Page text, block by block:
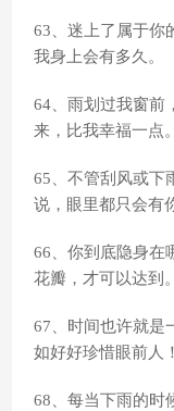
63、迷上了属于你
我身上会有多久。
64、雨划过我窗前
来，比我幸福一点。
65、不管刮风或下
说，眼里都只会有
66、你到底隐身在
花瓣，才可以达到。
67、时间也许就是
如好好珍惜眼前人！
68、每当下雨的时